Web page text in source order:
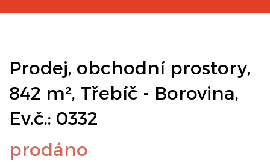
Prodej, obchodní prostory,
842 m², Třebíč - Borovina,
Ev.č.: 0332
prodáno